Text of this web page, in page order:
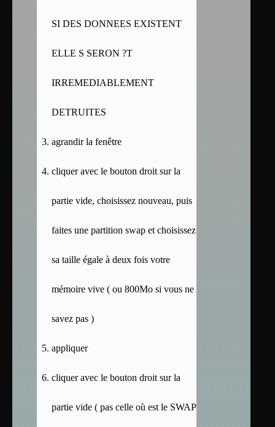
SI DES DONNEES EXISTENT
ELLE S SERON ?T
IRREMEDIABLEMENT
DETRUITES
agrandir la fenêtre
cliquer avec le bouton droit sur la
partie vide, choisissez nouveau, puis
faites une partition swap et choisissez
sa taille égale à deux fois votre
mémoire vive ( ou 800Mo si vous ne
savez pas )
appliquer
cliquer avec le bouton droit sur la
partie vide ( pas celle où est le SWAP